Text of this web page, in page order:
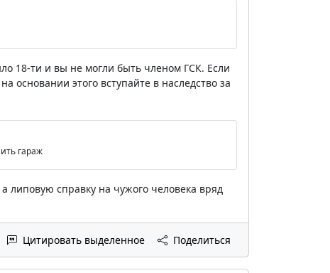
18-ти и вы не могли быть членом ГСК. Если
этого вступайте в наследство за
гараж
липовую справку на чужого человека вряд
Цитировать выделенное Поделиться